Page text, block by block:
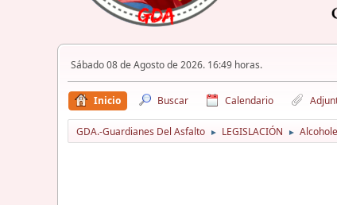
Sábado 08 de Agosto de 2026. 16:49 horas.
Inicio Buscar Calendario
GDA.-Guardianes Del Asfalto ► LEGISLACIÓN ►